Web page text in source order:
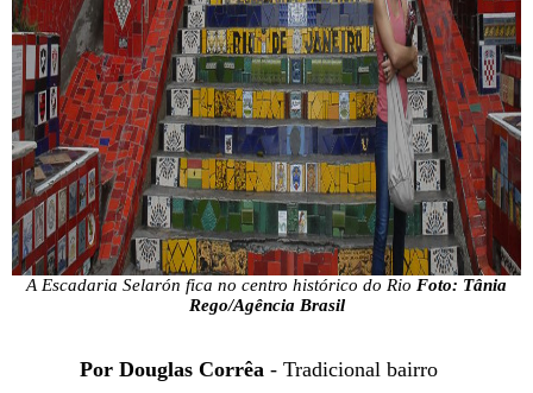
A Escadaria Selarón fica no centro histórico do Rio Foto: Tânia
Rego/Agência Brasil
Por Douglas Corrêa- Tradicional bairro